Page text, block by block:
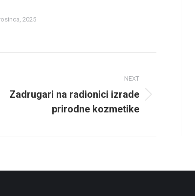
2025
NEXT
Zadrugari na radionici izrade
prirodne kozmetike